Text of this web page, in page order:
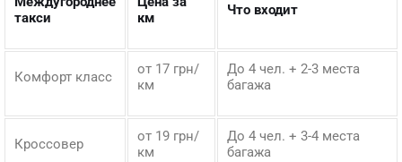
такси
км
Что входит
Комфорт класс
от 17 грн/
км
До 4 чел. + 2-3 места
багажа
Кроссовер
от 19 грн/
км
До 4 чел. + 3-4 места
багажа